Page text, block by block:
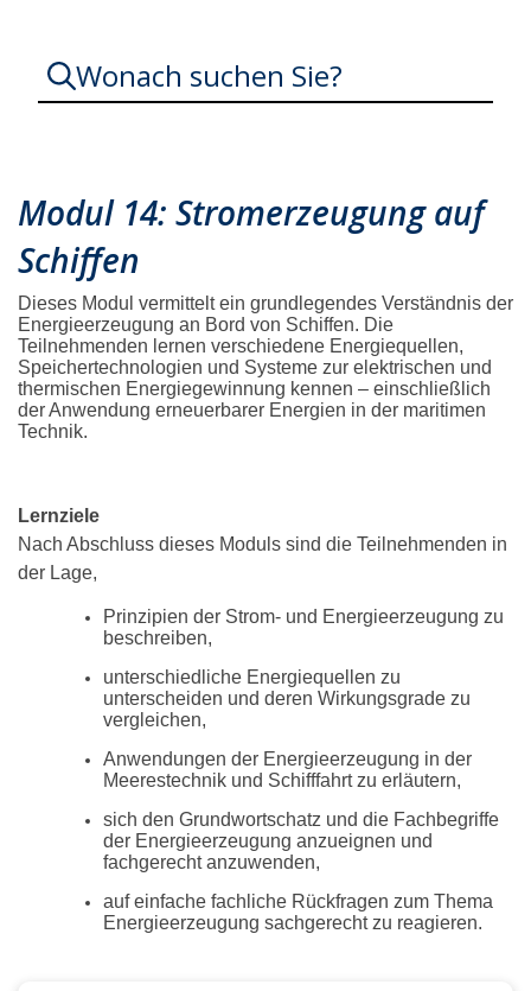
Wonach suchen Sie?
Modul 14: Stromerzeugung auf
Schiffen
Dieses Modul vermittelt ein grundlegendes Verständnis der
Energieerzeugung an Bord von Schiffen. Die
Teilnehmenden lernen verschiedene Energiequellen,
Speichertechnologien und Systeme zur elektrischen und
thermischen Energiegewinnung kennen – einschließlich
der Anwendung erneuerbarer Energien in der maritimen
Technik.
Lernziele
Nach Abschluss dieses Moduls sind die Teilnehmenden in
der Lage,
Prinzipien der Strom- und Energieerzeugung zu
beschreiben,
unterschiedliche Energiequellen zu
unterscheiden und deren Wirkungsgrade zu
vergleichen,
Anwendungen der Energieerzeugung in der
Meerestechnik und Schifffahrt zu erläutern,
sich den Grundwortschatz und die Fachbegriffe
der Energieerzeugung anzueignen und
fachgerecht anzuwenden,
auf einfache fachliche Rückfragen zum Thema
Energieerzeugung sachgerecht zu reagieren.